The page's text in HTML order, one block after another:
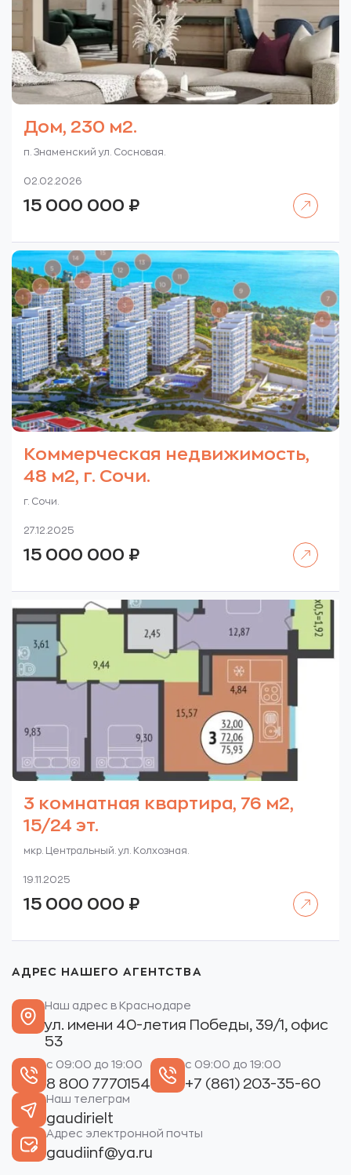
Дом, 230 м2.
п. Знаменский ул. Сосновая.
02.02.2026
15 000 000 ₽
Коммерческая недвижимость,
48 м2, г. Сочи.
г. Сочи.
27.12.2025
15 000 000 ₽
3 комнатная квартира, 76 м2,
15/24 эт.
мкр. Центральный. ул. Колхозная.
19.11.2025
15 000 000 ₽
АДРЕС НАШЕГО АГЕНТСТВА
Наш адрес в Краснодаре
ул. имени 40-летия Победы, 39/1, офис
53
с 09:00 до 19:00
8 800 7770154
с 09:00 до 19:00
+7 (861) 203-35-60
Наш телеграм
gaudirielt
Адрес электронной почты
gaudiinf@ya.ru